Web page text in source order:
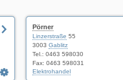
Pörner
Linzerstraße 55
3003 Gablitz
Tel.: 0463 598030
Fax: 0463 598031
Elektrohandel